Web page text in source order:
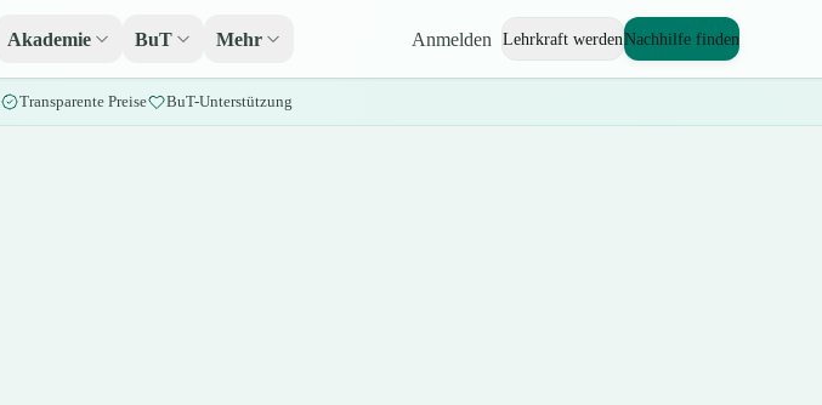
Akademie BuT Mehr Anmelden Lehrkraft werdenNachhilfe finden
Transparente Preise BuT-Unterstützung